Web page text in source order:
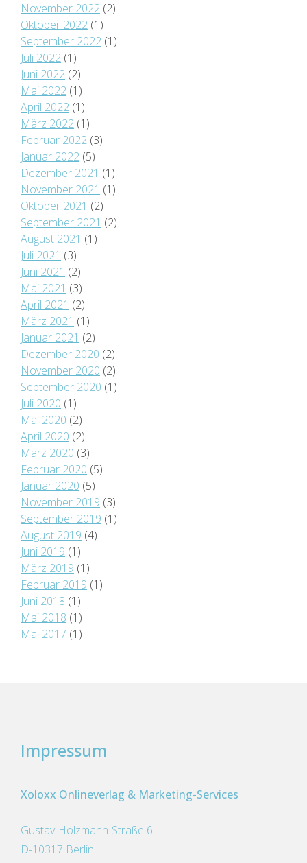
November 2022 (2)
Oktober 2022 (1)
September 2022 (1)
Juli 2022 (1)
Juni 2022 (2)
Mai 2022 (1)
April 2022 (1)
März 2022 (1)
Februar 2022 (3)
Januar 2022 (5)
Dezember 2021 (1)
November 2021 (1)
Oktober 2021 (2)
September 2021 (2)
August 2021 (1)
Juli 2021 (3)
Juni 2021 (2)
Mai 2021 (3)
April 2021 (2)
März 2021 (1)
Januar 2021 (2)
Dezember 2020 (2)
November 2020 (2)
September 2020 (1)
Juli 2020 (1)
Mai 2020 (2)
April 2020 (2)
März 2020 (3)
Februar 2020 (5)
Januar 2020 (5)
November 2019 (3)
September 2019 (1)
August 2019 (4)
Juni 2019 (1)
März 2019 (1)
Februar 2019 (1)
Juni 2018 (1)
Mai 2018 (1)
Mai 2017 (1)
Impressum
Xoloxx Onlineverlag & Marketing-Services
Gustav-Holzmann-Straße 6
D-10317 Berlin